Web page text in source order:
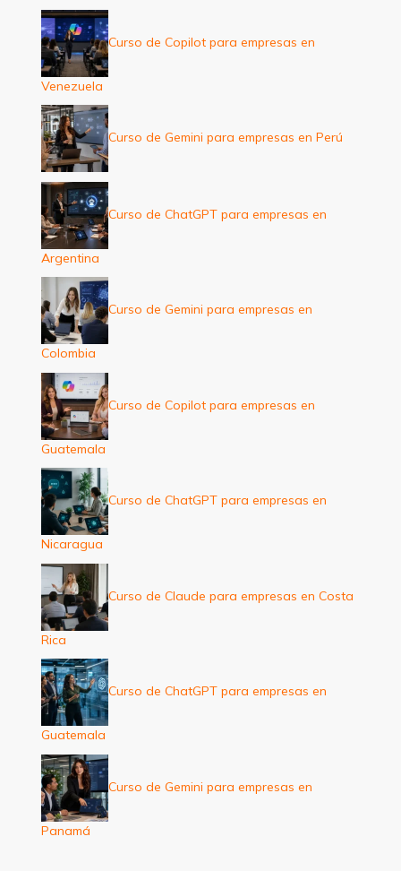
Curso de Copilot para empresas en
Venezuela
Curso de Gemini para empresas en Perú
Curso de ChatGPT para empresas en
Argentina
Curso de Gemini para empresas en
Colombia
Curso de Copilot para empresas en
Guatemala
Curso de ChatGPT para empresas en
Nicaragua
Curso de Claude para empresas en Costa
Rica
Curso de ChatGPT para empresas en
Guatemala
Curso de Gemini para empresas en
Panamá